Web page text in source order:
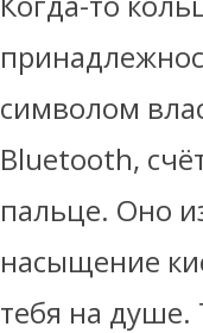
символом
Bluetooth,
пальце. Оно
насыщение
тебя на